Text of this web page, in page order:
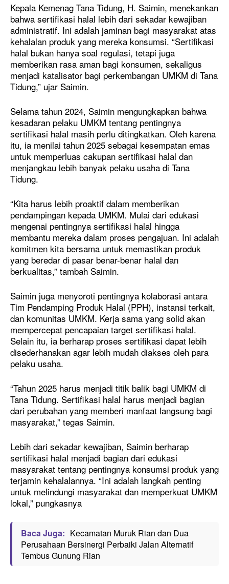
Kepala Kemenag Tana Tidung, H. Saimin, menekankan
bahwa sertifikasi halal lebih dari sekadar kewajiban
administratif. Ini adalah jaminan bagi masyarakat atas
kehalalan produk yang mereka konsumsi. “Sertifikasi
halal bukan hanya soal regulasi, tetapi juga
memberikan rasa aman bagi konsumen, sekaligus
menjadi katalisator bagi perkembangan UMKM di Tana
Tidung,” ujar Saimin.
Selama tahun 2024, Saimin mengungkapkan bahwa
kesadaran pelaku UMKM tentang pentingnya
sertifikasi halal masih perlu ditingkatkan. Oleh karena
itu, ia menilai tahun 2025 sebagai kesempatan emas
untuk memperluas cakupan sertifikasi halal dan
menjangkau lebih banyak pelaku usaha di Tana
Tidung.
“Kita harus lebih proaktif dalam memberikan
pendampingan kepada UMKM. Mulai dari edukasi
mengenai pentingnya sertifikasi halal hingga
membantu mereka dalam proses pengajuan. Ini adalah
komitmen kita bersama untuk memastikan produk
yang beredar di pasar benar-benar halal dan
berkualitas,” tambah Saimin.
Saimin juga menyoroti pentingnya kolaborasi antara
Tim Pendamping Produk Halal (PPH), instansi terkait,
dan komunitas UMKM. Kerja sama yang solid akan
mempercepat pencapaian target sertifikasi halal.
Selain itu, ia berharap proses sertifikasi dapat lebih
disederhanakan agar lebih mudah diakses oleh para
pelaku usaha.
“Tahun 2025 harus menjadi titik balik bagi UMKM di
Tana Tidung. Sertifikasi halal harus menjadi bagian
dari perubahan yang memberi manfaat langsung bagi
masyarakat,” tegas Saimin.
Lebih dari sekadar kewajiban, Saimin berharap
sertifikasi halal menjadi bagian dari edukasi
masyarakat tentang pentingnya konsumsi produk yang
terjamin kehalalannya. “Ini adalah langkah penting
untuk melindungi masyarakat dan memperkuat UMKM
lokal,” pungkasnya
Baca Juga: Kecamatan Muruk Rian dan Dua
Perusahaan Bersinergi Perbaiki Jalan Alternatif
Tembus Gunung Rian